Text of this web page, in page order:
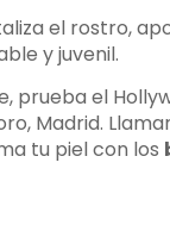
el rostro,
y juvenil.
prueba el
Madrid.
tu piel con los